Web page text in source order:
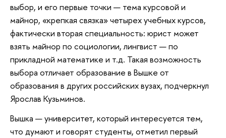
выбор, и его первые точки — тема курсовой и
майнор, «крепкая связка» четырех учебных курсов,
фактически вторая специальность: юрист может
взять майнор по социологии, лингвист — по
прикладной математике и т.д. Такая возможность
выбора отличает образование в Вышке от
образования в других российских вузах, подчеркнул
Ярослав Кузьминов.
Вышка — университет, который интересуется тем,
что думают и говорят студенты, отметил первый